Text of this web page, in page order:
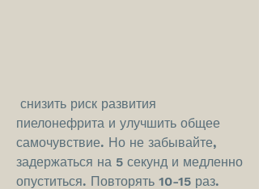
пиелонефрита и улучшить общее
самочувствие. Но не забывайте,
задержаться на 5 секунд и медленно
опуститься. Повторять 10-15 раз.